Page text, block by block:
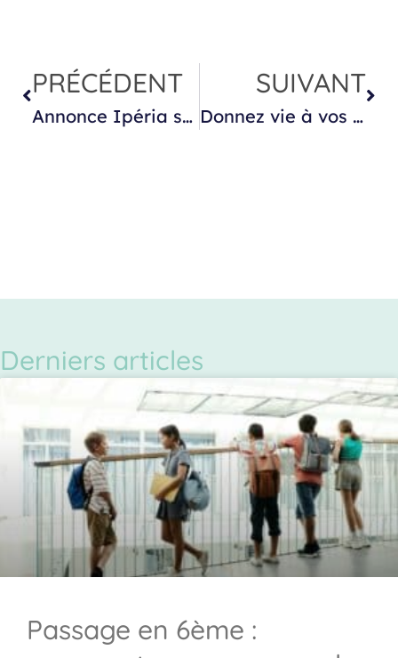
PRÉCÉDENT
Annonce Ipéria sur les droits à la formation !
SUIVANT
Donnez vie à vos projets pour soutenir la parentalité : pistes de financement
Derniers articles
Passage en 6ème :